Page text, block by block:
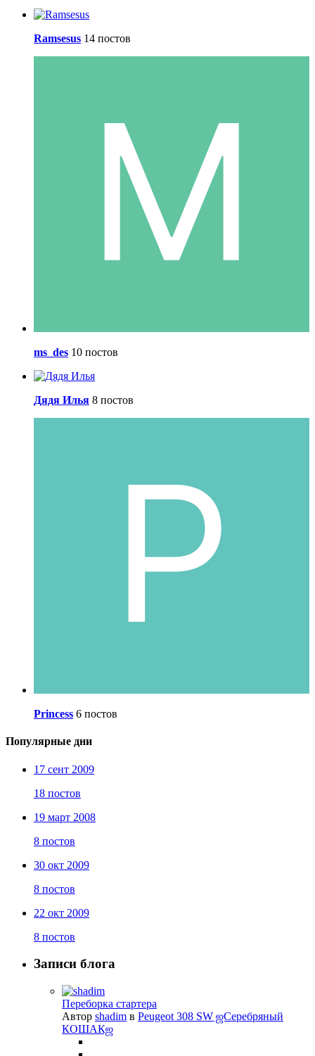
Ramsesus 14 постов
ms_des 10 постов
Дядя Илья 8 постов
Princess 6 постов
Популярные дни
17 сент 2009
18 постов
19 март 2008
8 постов
30 окт 2009
8 постов
22 окт 2009
8 постов
Записи блога
Переборка стартера
Автор shadim в Peugeot 308 SW ஜСеребряный
КОШАКஜ